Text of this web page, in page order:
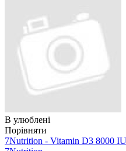
В улюблені
Порівняти
7Nutrition - Vitamin D3 8000